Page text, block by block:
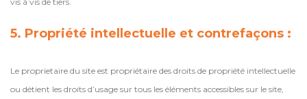
5. Propriété intellectuelle et contrefaçons :
Le proprietaire du site est propriétaire des droits de propriété intellectuelle
ou détient les droits d’usage sur tous les éléments accessibles sur le site,